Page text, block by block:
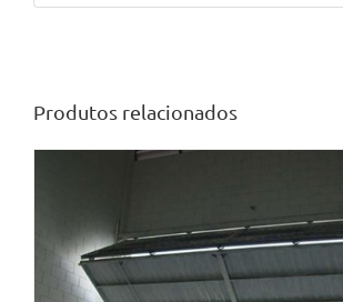
Produtos relacionados